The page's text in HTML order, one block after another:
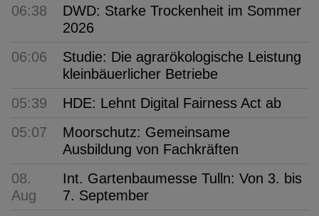
06:38
DWD: Starke Trockenheit im Sommer
2026
06:06
Studie: Die agrarökologische Leistung
kleinbäuerlicher Betriebe
05:39
HDE: Lehnt Digital Fairness Act ab
05:07
Moorschutz: Gemeinsame
Ausbildung von Fachkräften
08.
Aug
Int. Gartenbaumesse Tulln: Von 3. bis
7. September